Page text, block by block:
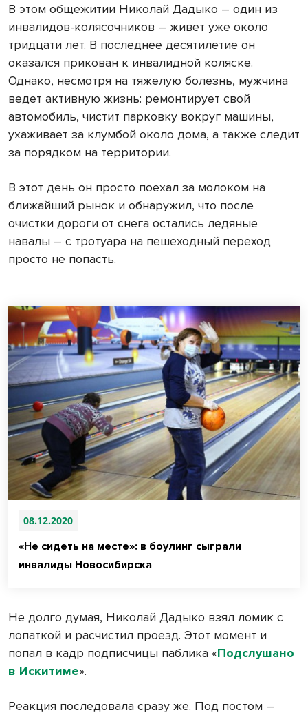
В этом общежитии Николай Дадыко – один из
инвалидов-колясочников – живет уже около
тридцати лет. В последнее десятилетие он
оказался прикован к инвалидной коляске.
Однако, несмотря на тяжелую болезнь, мужчина
ведет активную жизнь: ремонтирует свой
автомобиль, чистит парковку вокруг машины,
ухаживает за клумбой около дома, а также следит
за порядком на территории.
В этот день он просто поехал за молоком на
ближайший рынок и обнаружил, что после
очистки дороги от снега остались ледяные
навалы – с тротуара на пешеходный переход
просто не попасть.
08.12.2020
«Не сидеть на месте»: в боулинг сыграли
инвалиды Новосибирска
Не долго думая, Николай Дадыко взял ломик с
лопаткой и расчистил проезд. Этот момент и
попал в кадр подписчицы паблика «Подслушано
в Искитиме».
Реакция последовала сразу же. Под постом –